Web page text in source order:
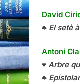
David
♣ El setè
Antoni
♥ Arbre
♣